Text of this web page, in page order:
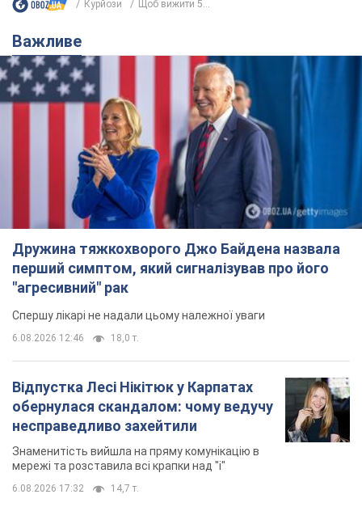
Курйози Щоб вижити 5...
Важливе
Дружина тяжкохворого Джо Байдена назвала
перший симптом, який сигналізував про його
"агресивний" рак
Спершу лікарі не надали цьому належної уваги
6.08.2026 12:46 18,0 т.
Відпустка Лесі Нікітюк у Карпатах
обернулася скандалом: чому ведучу
несправедливо захейтили
Знаменитість вийшла на пряму комунікацію в
мережі та розставила всі крапки над "і"
6.08.2026 17:32 14,7 т.